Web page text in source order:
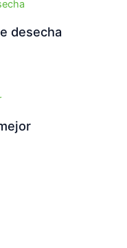
desecha